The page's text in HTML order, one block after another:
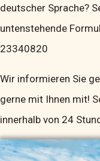
deutscher Sprache?
untenstehende
23340820
Wir informieren Sie
gerne mit Ihnen mit!
innerhalb von 24